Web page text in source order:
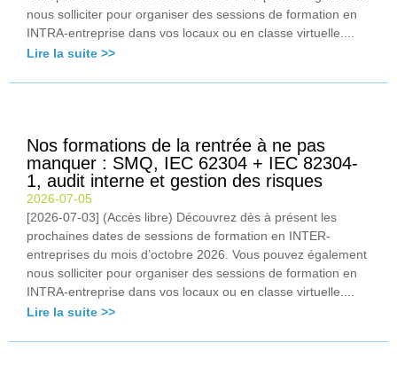
nous solliciter pour organiser des sessions de formation en
INTRA-entreprise dans vos locaux ou en classe virtuelle....
Lire la suite >>
Nos formations de la rentrée à ne pas
manquer : SMQ, IEC 62304 + IEC 82304-
1, audit interne et gestion des risques
2026-07-05
[2026-07-03] (Accès libre) Découvrez dès à présent les
prochaines dates de sessions de formation en INTER-
entreprises du mois d’octobre 2026. Vous pouvez également
nous solliciter pour organiser des sessions de formation en
INTRA-entreprise dans vos locaux ou en classe virtuelle....
Lire la suite >>